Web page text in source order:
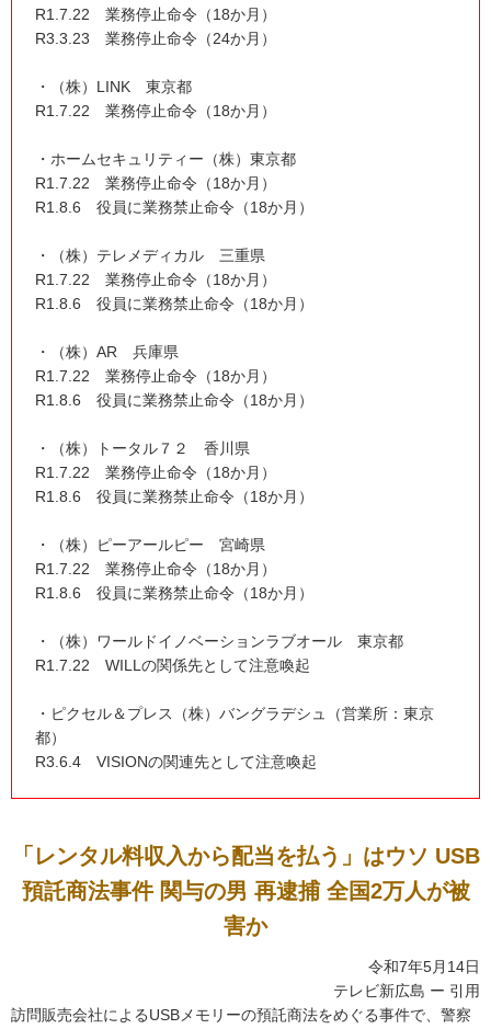
R1.7.22 業務停止命令（18か月）
R3.3.23 業務停止命令（24か月）
・（株）LINK 東京都
R1.7.22 業務停止命令（18か月）
・ホームセキュリティー（株）東京都
R1.7.22 業務停止命令（18か月）
R1.8.6 役員に業務禁止命令（18か月）
・（株）テレメディカル 三重県
R1.7.22 業務停止命令（18か月）
R1.8.6 役員に業務禁止命令（18か月）
・（株）AR 兵庫県
R1.7.22 業務停止命令（18か月）
R1.8.6 役員に業務禁止命令（18か月）
・（株）トータル７２ 香川県
R1.7.22 業務停止命令（18か月）
R1.8.6 役員に業務禁止命令（18か月）
・（株）ピーアールピー 宮崎県
R1.7.22 業務停止命令（18か月）
R1.8.6 役員に業務禁止命令（18か月）
・（株）ワールドイノベーションラブオール 東京都
R1.7.22 WILLの関係先として注意喚起
・ピクセル＆プレス（株）バングラデシュ（営業所：東京
都）
R3.6.4 VISIONの関連先として注意喚起
「レンタル料収入から配当を払う」はウソ USB
預託商法事件 関与の男 再逮捕 全国2万人が被
害か
令和7年5月14日
テレビ新広島 ー 引用
訪問販売会社によるUSBメモリーの預託商法をめぐる事件で、警察